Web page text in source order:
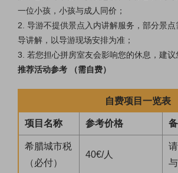
一位小孩，小孩与成人同价；
2. 导游不提供景点入内讲解服务，部分景
导讲解，以导游现场安排为准；
3. 若您担心拼房室友会影响您的休息，建议
推荐活动参考 （需自费）
自费项目一览表
项目名称 参考价格
希腊城市税
（必付）
40€/人